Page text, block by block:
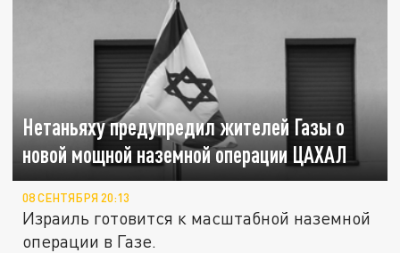
Нетаньяху предупредил жителей Газы о
новой мощной наземной операции ЦАХАЛ
08 СЕНТЯБРЯ 20:13
Израиль готовится к масштабной наземной
операции в Газе.